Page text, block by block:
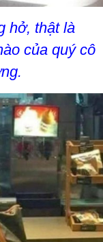
hở, thật là
của quý cô